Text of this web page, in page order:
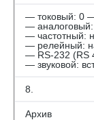
— токовый: 0
— аналоговый:
— частотный:
— релейный:
— RS-232 (RS
— звуковой:
8.
Архив